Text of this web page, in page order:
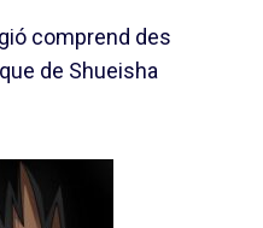
comprend des
de Shueisha